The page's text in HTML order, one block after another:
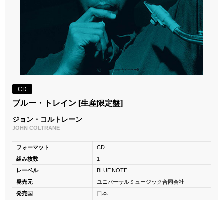
CD
ブルー・トレイン [生産限定盤]
ジョン・コルトレーン
JOHN COLTRANE
フォーマット
CD
組み枚数
1
レーベル
BLUE NOTE
発売元
ユニバーサルミュージック合同会社
発売国
日本